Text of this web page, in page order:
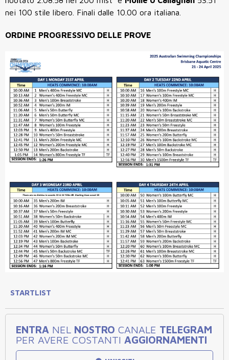
nei 100 stile libero. Finali dalle 10.00 ora italiana.
ORDINE PROGRESSIVO DELLE PROVE
STARTLIST
ENTRA NEL NOSTRO CANALE TELEGRAM
PER AVERE COSTANTI AGGIORNAMENTI